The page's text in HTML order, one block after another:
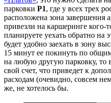
парковки Р1, где у всех трех
расположена зона
привезли на каршеринге кого-
планируете уехать обратно на
будет удобно заехать в зону
15 минут ее покинуть по
на любую другую парковку, то
свой счет, что приведет к
расходам (очевидно, совсем
же, не хотелось бы.